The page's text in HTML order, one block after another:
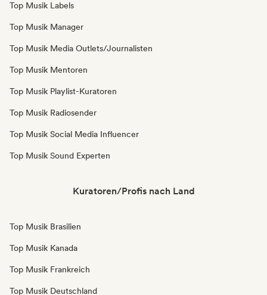
Top Musik Labels
Top Musik Manager
Top Musik Media Outlets/Journalisten
Top Musik Mentoren
Top Musik Playlist-Kuratoren
Top Musik Radiosender
Top Musik Social Media Influencer
Top Musik Sound Experten
Kuratoren/Profis nach Land
Top Musik Brasilien
Top Musik Kanada
Top Musik Frankreich
Top Musik Deutschland